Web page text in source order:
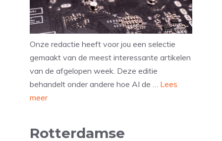
Onze redactie heeft voor jou een selectie
gemaakt van de meest interessante artikelen
van de afgelopen week. Deze editie
behandelt onder andere hoe AI de … Lees
meer
Rotterdamse